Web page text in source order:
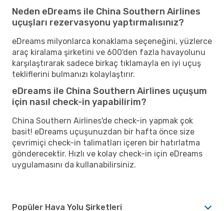
Neden eDreams ile China Southern Airlines
uçuşları rezervasyonu yaptırmalısınız?
eDreams milyonlarca konaklama seçeneğini, yüzlerce
araç kiralama şirketini ve 600'den fazla havayolunu
karşılaştırarak sadece birkaç tıklamayla en iyi uçuş
tekliflerini bulmanızı kolaylaştırır.
eDreams ile China Southern Airlines uçuşum
için nasıl check-in yapabilirim?
China Southern Airlines'de check-in yapmak çok
basit! eDreams uçuşunuzdan bir hafta önce size
çevrimiçi check-in talimatları içeren bir hatırlatma
gönderecektir. Hızlı ve kolay check-in için eDreams
uygulamasını da kullanabilirsiniz.
Popüler Hava Yolu Şirketleri